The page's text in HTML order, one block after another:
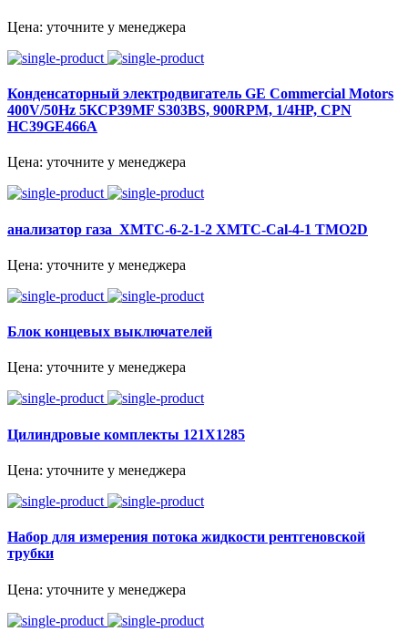
Цена: уточните у менеджера
Конденсаторный электродвигатель GE Commercial Motors
400V/50Hz 5KCP39MF S303BS, 900RPM, 1/4HP, CPN
HC39GE466A
Цена: уточните у менеджера
анализатор газа XMTC-6-2-1-2 XMTC-Cal-4-1 TMO2D
Цена: уточните у менеджера
Блок концевых выключателей
Цена: уточните у менеджера
Цилиндровые комплекты 121X1285
Цена: уточните у менеджера
Набор для измерения потока жидкости рентгеновской
трубки
Цена: уточните у менеджера